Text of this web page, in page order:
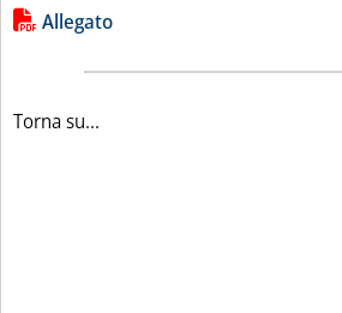
Leggi tutta la notizia: 'L'ANDAMENTO
Lista allegati PDF alla notizia
Allegato
Torna su...